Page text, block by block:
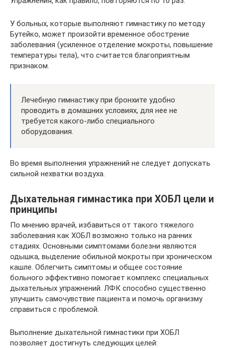
У больных, которые выполняют гимнастику по методу
Бутейко, может произойти временное обострение
заболевания (усиленное отделение мокроты, повышение
температуры тела), что считается благоприятным
признаком.
Лечебную гимнастику при бронхите удобно
проводить в домашних условиях, для нее не
требуется какого-либо специального
оборудования.
Во время выполнения упражнений не следует допускать
сильной нехватки воздуха.
Дыхательная гимнастика при ХОБЛ цели и
принципы
По мнению врачей, избавиться от такого тяжелого
заболевания как ХОБЛ возможно только на ранних
стадиях. Основными симптомами болезни являются
одышка, выделение обильной мокроты при хроническом
кашле. Облегчить симптомы и общее состояние
больного эффективно помогает комплекс специальных
дыхательных упражнений. ЛФК способно существенно
улучшить самочувствие пациента и помочь организму
справиться с проблемой.
Выполнение дыхательной гимнастики при ХОБЛ
позволяет достигнуть следующих целей: